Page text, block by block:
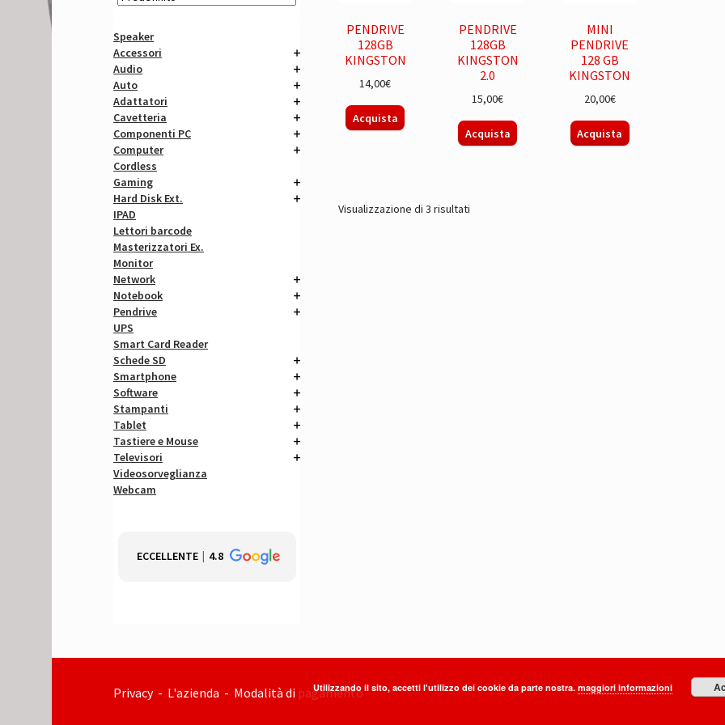
PENDRIVE
128GB
KINGSTON
14,00€
Acquista
PENDRIVE
128GB
KINGSTON
2.0
15,00€
Acquista
MINI
PENDRIVE
128 GB
KINGSTON
20,00€
Acquista
Visualizzazione di 3 risultatiPrezzo:
Speaker
Accessori
Audio
Auto
Adattatori
Cavetteria
Componenti PC
Computer
Cordless
Gaming
Hard Disk Ext.
IPAD
Lettori barcode
Masterizzatori Ex.
Monitor
Network
Notebook
Pendrive
UPS
Smart Card Reader
Schede SD
Smartphone
Software
Stampanti
Tablet
Tastiere e Mouse
Televisori
Videosorveglianza
Webcam
ECCELLENTE 4.8
Privacy- L'azienda - Modalità di pagamentoUtilizzando il sito, accetti l'utilizzo dei cookie da parte nostra. maggiori informazioni